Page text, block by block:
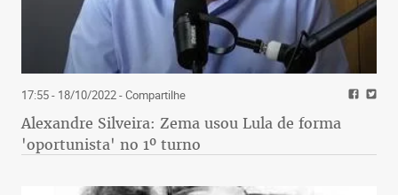
17:55 - 18/10/2022- Compartilhe
Alexandre Silveira: Zema usou Lula de forma
'oportunista' no 1º turno